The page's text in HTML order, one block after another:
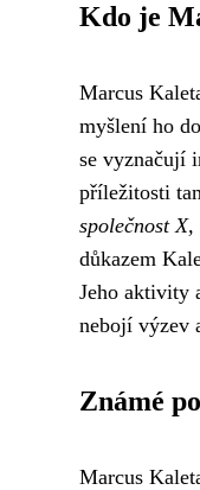
Kdo je
Marcus
myšlení ho
se vyznačují
příležitosti
společnost
důkazem
Jeho aktivity
nebojí výzev
Známé
Marcus